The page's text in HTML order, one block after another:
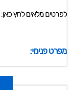
לפרטים מלאים לחץ כאן:
מפרט פנימי: